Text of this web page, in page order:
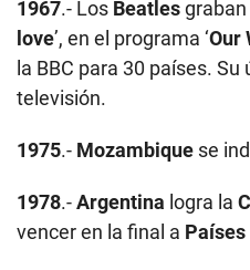
1967.- Los Beatlesgraban
love’, en el programa ‘Our
la BBC para 30 países.
televisión.
1975.- Mozambique se
1978.-Argentina logra la
vencer en la final a Países